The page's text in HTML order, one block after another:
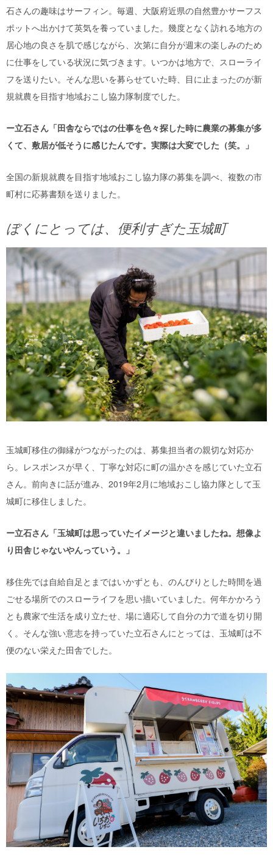
石さんの趣味はサーフィン。毎週、大阪府近県の自然豊かサーフス
ポットへ出かけて英気を養っていました。幾度となく訪れる地方の
居心地の良さを肌で感じながら、次第に自分が週末の楽しみのため
に仕事をしている状況に気づきます。いつかは地方で、スローライ
フを送りたい。そんな思いを募らせていた時、目に止まったのが新
規就農を目指す地域おこし協力隊制度でした。
ー立石さん「田舎ならではの仕事を色々探した時に農業の募集が多
くて、敷居が低そうに感じたんです。実際は大変でした（笑。」
全国の新規就農を目指す地域おこし協力隊の募集を調べ、複数の市
町村に応募書類を送りました。
ぼくにとっては、便利すぎた玉城町
玉城町移住の御縁がつながったのは、募集担当者の親切な対応か
ら。レスポンスが早く、丁寧な対応に町の温かさを感じていた立石
さん。前向きに話が進み、2019年2月に地域おこし協力隊として玉
城町に移住しました。
ー立石さん「玉城町は思っていたイメージと違いましたね。想像よ
り田舎じゃないやんっていう。」
移住先では自給自足とまではいかずとも、のんびりとした時間を過
ごせる場所でのスローライフを思い描いていました。何年かかろう
とも農家で生活を成り立たせ、場に適応して自分の力で道を切り開
く。そんな強い意志を持っていた立石さんにとっては、玉城町は不
便のない栄えた田舎でした。